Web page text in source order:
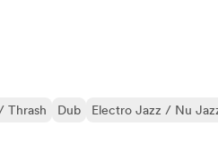
Thrash Dub
Electro Jazz / Nu